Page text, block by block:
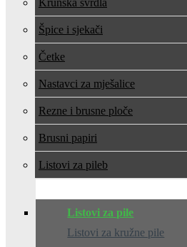
Špice i sjekači
Četke
Nastavci za mješalice
Rezne i brusne ploče
Brusni papiri
Listovi za pile
Listovi za pile
Listovi za kružne pile